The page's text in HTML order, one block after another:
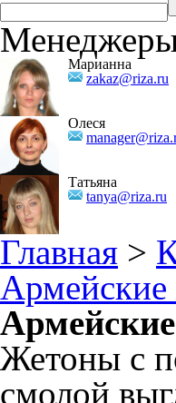
Марианна
zakaz@riza.ru
Олеся
Татьяна
tanya@riza.ru
Главная >
Жетоны с
смолой